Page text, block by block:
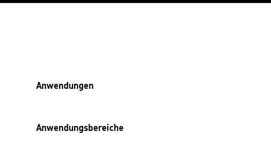
Anwendungen
Anwendungsbereiche